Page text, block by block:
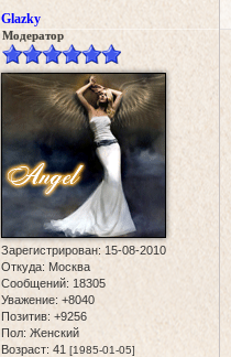
Glazky
Модератор
Зарегистрирован: 15-08-2010
Откуда: Москва
Сообщений: 18305
Уважение: +8040
Позитив: +9256
Пол: Женский
Возраст: 41 [1985-01-05]